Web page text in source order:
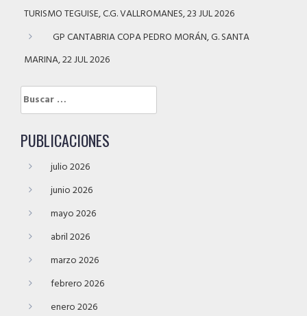
TURISMO TEGUISE, C.G. VALLROMANES, 23 JUL 2026
GP CANTABRIA COPA PEDRO MORÁN, G. SANTA
MARINA, 22 JUL 2026
Buscar:
PUBLICACIONES
julio 2026
junio 2026
mayo 2026
abril 2026
marzo 2026
febrero 2026
enero 2026